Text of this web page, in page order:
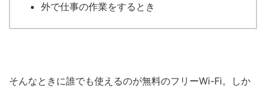
外で仕事の作業をするとき
そんなときに誰でも使えるのが無料のフリーWi-Fi。しか